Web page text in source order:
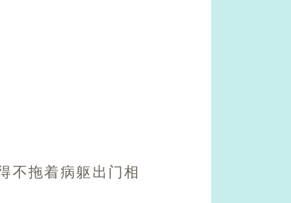
不拖着病躯出门相